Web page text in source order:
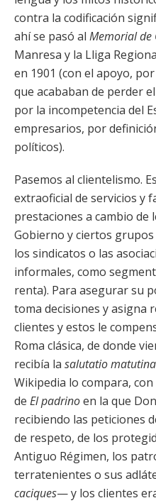
contra la codificación
ahí se pasó al Memorial de
Manresa y la Lliga
en 1901 (con el apoyo,
que acababan de perder
por la incompetencia del
empresarios, por
políticos).
Pasemos al clientelismo.
extraoficial de servicios y
prestaciones a cambio
Gobierno y ciertos
los sindicatos o las
informales, como
renta). Para asegurar su
toma decisiones y asigna
clientes y estos le
Roma clásica, de donde
recibía la salutatiomatutina
Wikipedia lo compara,
de El padrinoen la que
recibiendo las peticiones
de respeto, de los
Antiguo Régimen, los
terratenientes o sus
caciques— y los clientes